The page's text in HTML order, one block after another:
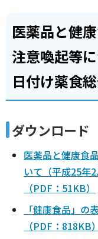
医薬品と健
注意喚起等
日付け薬食
ダウンロード
医薬品と健康食
いて（平成25年
（PDF：51KB）
「健康食品」の
（PDF：818KB）